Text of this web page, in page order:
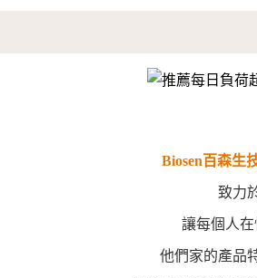
Biosen百森生
致力
讓每個人在
他們家的產品